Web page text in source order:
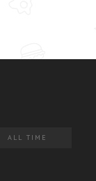
ALL TIME